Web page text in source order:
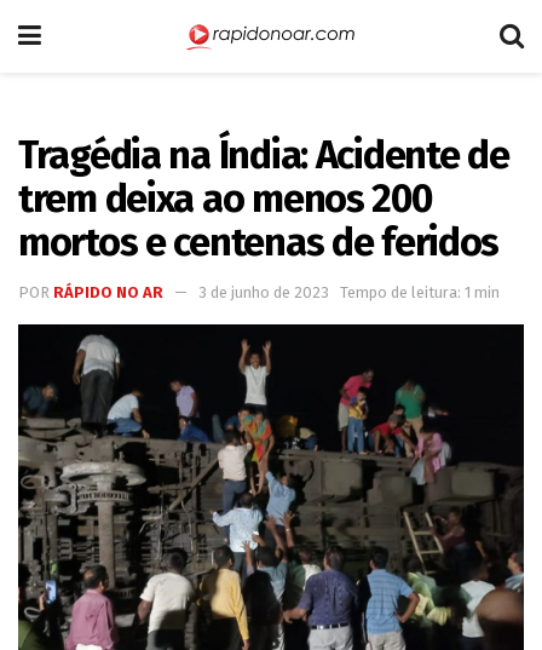
Tragédia na Índia: Acidente de
trem deixa ao menos 200
mortos e centenas de feridos
POR RÁPIDO NO AR 3 de junho de 2023 Tempo de leitura: 1 min